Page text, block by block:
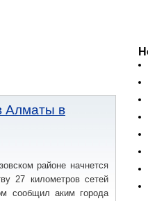
Алматы в
районе начнется
27 километров сетей
сообщил аким города